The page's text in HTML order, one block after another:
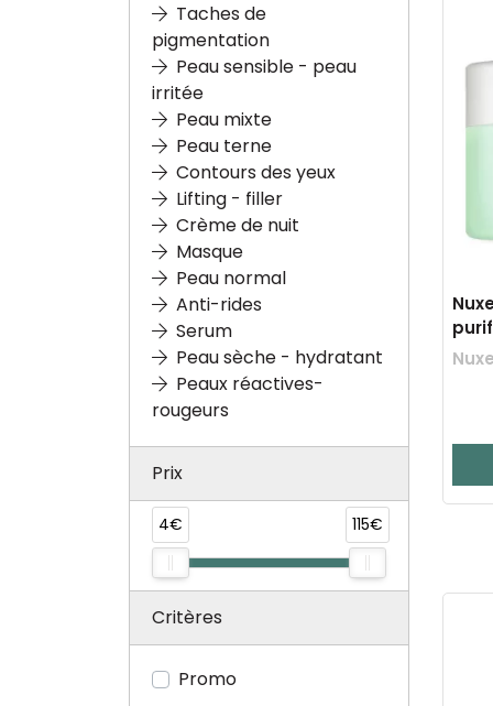
Taches de
pigmentation
Peau sensible - peau
irritée
Peau mixte
Peau terne
Contours des yeux
Lifting - filler
Crème de nuit
Masque
Peau normal
Anti-rides
Serum
Peau sèche - hydratant
Peaux réactives-
rougeurs
Prix
4€ 115€
Critères
Promo